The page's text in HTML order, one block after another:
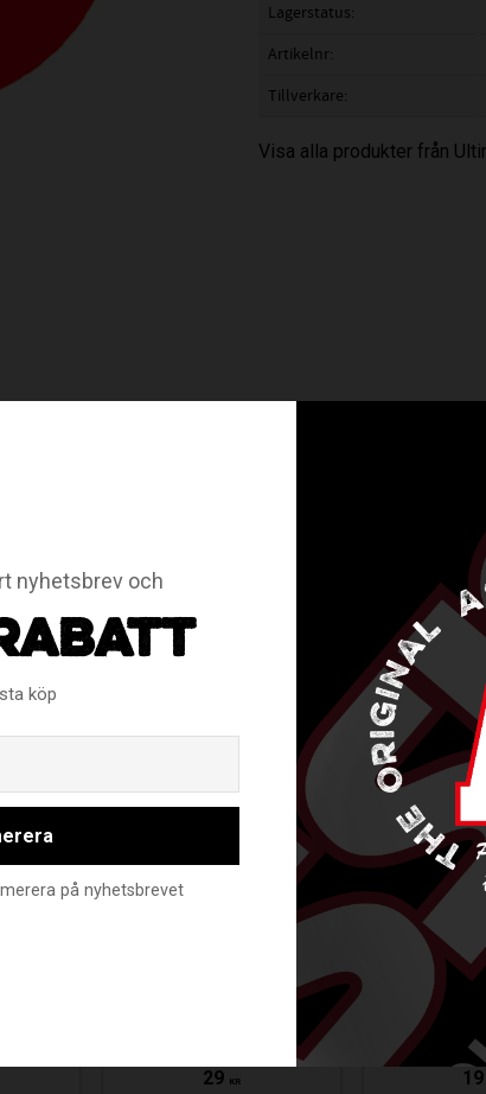
Lagerstatus
Artikelnr
Tillverkare
Visa alla produkter från
RELATERADE PRODUKTER
29 KR
SV-
19
nyhetsbrev och
köp
på nyhetsbrevet